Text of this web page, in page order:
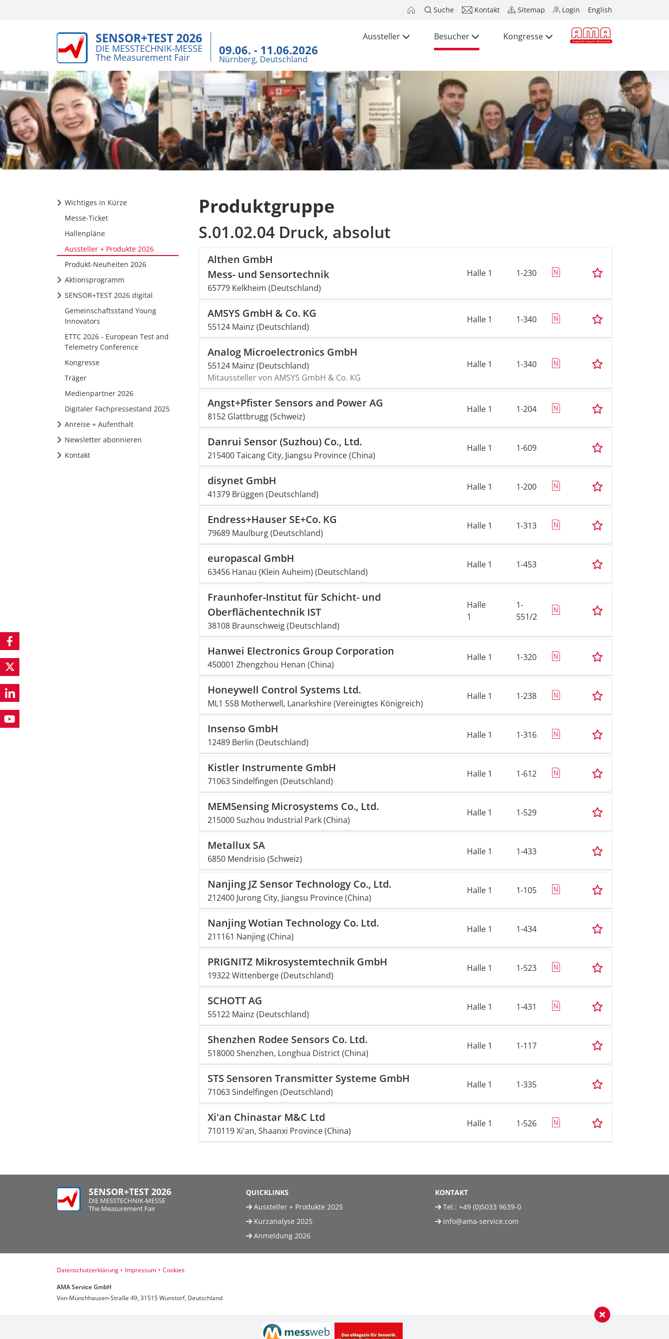
Suche Kontakt Sitemap Login English
SENSOR+TEST 2026
DIE MESSTECHNIK-MESSE
The Measurement Fair 09.06. - 11.06.2026
Nürnberg, Deutschland
Aussteller Besucher Kongresse Presse
Wichtiges in Kürze
Messe-Ticket
Hallenpläne
Aussteller + Produkte 2026
Produkt-Neuheiten 2026
Aktionsprogramm
SENSOR+TEST 2026 digital
Gemeinschaftsstand Young
Innovators
ETTC 2026 - European Test and
Telemetry Conference
Kongresse
Träger
Medienpartner 2026
Digitaler Fachpressestand 2025
Anreise + Aufenthalt
Newsletter abonnieren
Kontakt
Produktgruppe
S.01.02.04 Druck, absolut
Althen GmbH
Mess- und Sensortechnik
65779 Kelkheim (Deutschland)
Halle 1 1-230
AMSYS GmbH & Co. KG
55124 Mainz (Deutschland)
Halle 1 1-340
Analog Microelectronics GmbH
55124 Mainz (Deutschland)
Mitaussteller von AMSYS GmbH & Co. KG
Halle 1 1-340
Angst+Pfister Sensors and Power AG
8152 Glattbrugg (Schweiz)
Halle 1 1-204
Danrui Sensor (Suzhou) Co., Ltd.
215400 Taicang City, Jiangsu Province (China)
Halle 1 1-609
disynet GmbH
41379 Brüggen (Deutschland)
Halle 1 1-200
Endress+Hauser SE+Co. KG
79689 Maulburg (Deutschland)
Halle 1 1-313
europascal GmbH
63456 Hanau (Klein Auheim) (Deutschland)
Halle 1 1-453
Fraunhofer-Institut für Schicht- und
Oberflächentechnik IST
38108 Braunschweig (Deutschland)
Halle
1
1-
551/2
Hanwei Electronics Group Corporation
450001 Zhengzhou Henan (China)
Halle 1 1-320
Honeywell Control Systems Ltd.
ML1 5SB Motherwell, Lanarkshire (Vereinigtes Königreich)
Halle 1 1-238
Insenso GmbH
12489 Berlin (Deutschland)
Halle 1 1-316
Kistler Instrumente GmbH
71063 Sindelfingen (Deutschland)
Halle 1 1-612
MEMSensing Microsystems Co., Ltd.
215000 Suzhou Industrial Park (China)
Halle 1 1-529
Metallux SA
6850 Mendrisio (Schweiz)
Halle 1 1-433
Nanjing JZ Sensor Technology Co., Ltd.
212400 Jurong City, Jiangsu Province (China)
Halle 1 1-105
Nanjing Wotian Technology Co. Ltd.
211161 Nanjing (China)
Halle 1 1-434
PRIGNITZ Mikrosystemtechnik GmbH
19322 Wittenberge (Deutschland)
Halle 1 1-523
SCHOTT AG
55122 Mainz (Deutschland)
Halle 1 1-431
Shenzhen Rodee Sensors Co. Ltd.
518000 Shenzhen, Longhua District (China)
Halle 1 1-117
STS Sensoren Transmitter Systeme GmbH
71063 Sindelfingen (Deutschland)
Halle 1 1-335
Xi'an Chinastar M&C Ltd
710119 Xi'an, Shaanxi Province (China)
Halle 1 1-526
SENSOR+TEST 2026
DIE MESSTECHNIK-MESSE
The Measurement Fair
QUICKLINKS
Aussteller + Produkte 2025
Kurzanalyse 2025
Anmeldung 2026
KONTAKT
Tel.: +49 (0)5033 9639-0
info@ama-service.com
Datenschutzerklärung • Impressum • Cookies
AMA Service GmbH
Von-Münchhausen-Straße 49, 31515 Wunstorf, Deutschland
Kongresse
Presse